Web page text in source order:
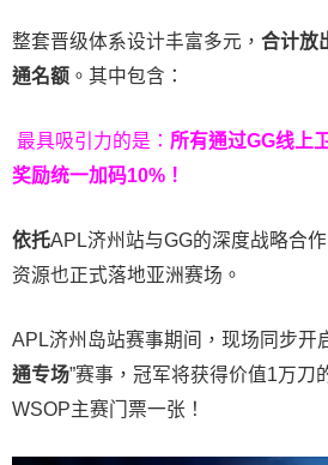
整套晋级体系设计丰富多元， 合计放
通名额 。其中包含：
最具吸引力的是： 所有通过GG线上
奖励统一加码10% ！
依托APL济州站与GG的深度战略合
资源也正式落地亚洲赛场。
APL济州岛站赛事期间，现场同步开
通专场”赛事，冠军将获得价值1万刀
WSOP主赛门票一张！